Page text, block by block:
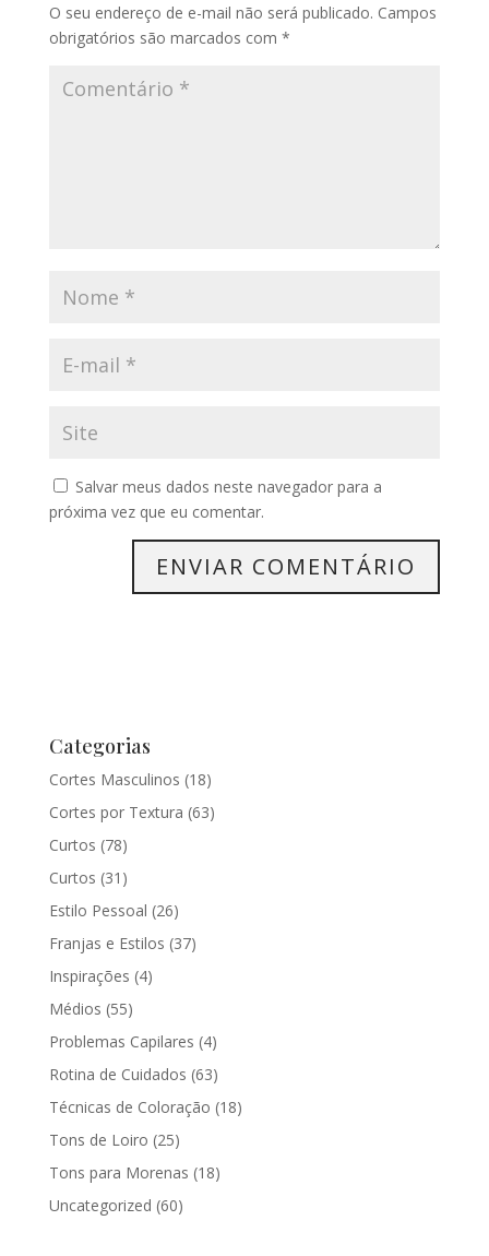
O seu endereço de e-mail não será publicado. Campos
obrigatórios são marcados com *
Salvar meus dados neste navegador para a
próxima vez que eu comentar.
Categorias
Cortes Masculinos (18)
Cortes por Textura (63)
Curtos (78)
Curtos (31)
Estilo Pessoal (26)
Franjas e Estilos (37)
Inspirações (4)
Médios (55)
Problemas Capilares (4)
Rotina de Cuidados (63)
Técnicas de Coloração (18)
Tons de Loiro (25)
Tons para Morenas (18)
Uncategorized (60)